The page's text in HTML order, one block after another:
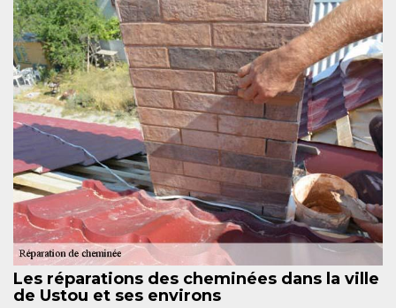
Les réparations des cheminées dans la ville
de Ustou et ses environs